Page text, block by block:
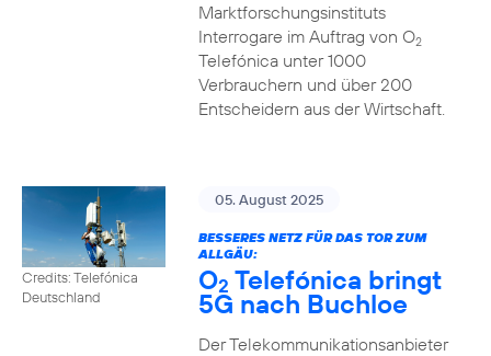
Marktforschungsinstituts
Interrogare im Auftrag von O2
Telefónica unter 1000
Verbrauchern und über 200
Entscheidern aus der Wirtschaft.
Credits: Telefónica
Deutschland
05. August 2025
BESSERES NETZ FÜR DAS TOR ZUM
ALLGÄU:
O2 Telefónica bringt
5G nach Buchloe
Der Telekommunikationsanbieter